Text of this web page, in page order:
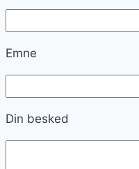
Emne
Din besked